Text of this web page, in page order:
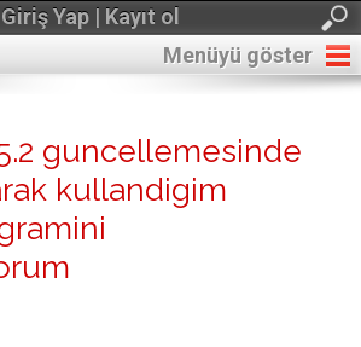
Giriş Yap | Kayıt ol
Menüyü göster
guncellemesinde
kullandigim